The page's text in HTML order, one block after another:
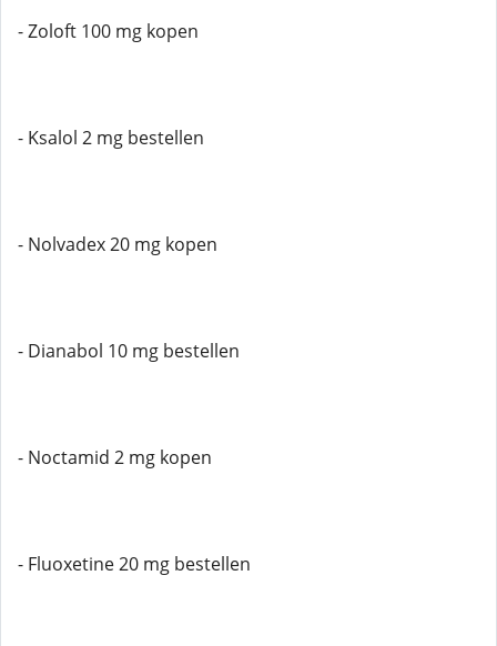
- Zoloft 100 mg kopen
- Ksalol 2 mg bestellen
- Nolvadex 20 mg kopen
- Dianabol 10 mg bestellen
- Noctamid 2 mg kopen
- Fluoxetine 20 mg bestellen